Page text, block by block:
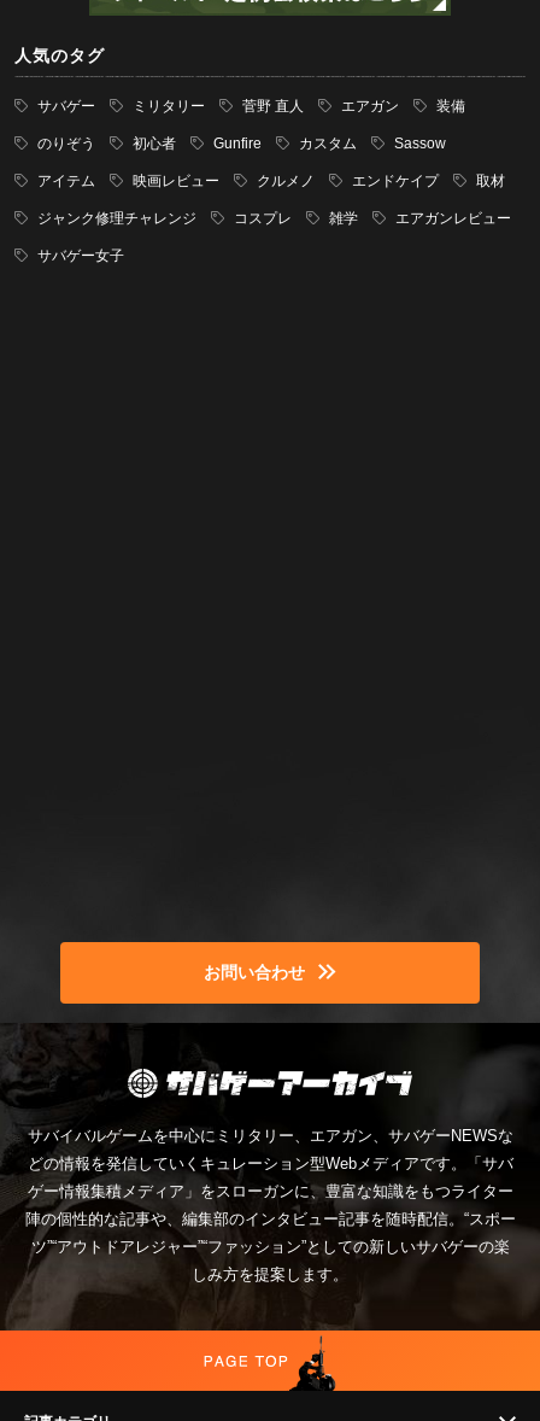
人気のタグ
サバゲー ミリタリー 菅野 直人 エアガン 装備
のりぞう 初心者 Gunfire カスタム Sassow
アイテム 映画レビュー クルメノ エンドケイプ 取材
ジャンク修理チャレンジ コスプレ 雑学 エアガンレビュー
サバゲー女子
お問い合わせ
サバイバルゲームを中心にミリタリー、エアガン、サバゲーNEWSな
どの情報を発信していくキュレーション型Webメディアです。「サバ
ゲー情報集積メディア」をスローガンに、豊富な知識をもつライター
陣の個性的な記事や、編集部のインタビュー記事を随時配信。“スポー
ツ”“アウトドアレジャー”“ファッション”としての新しいサバゲーの楽
しみ方を提案します。